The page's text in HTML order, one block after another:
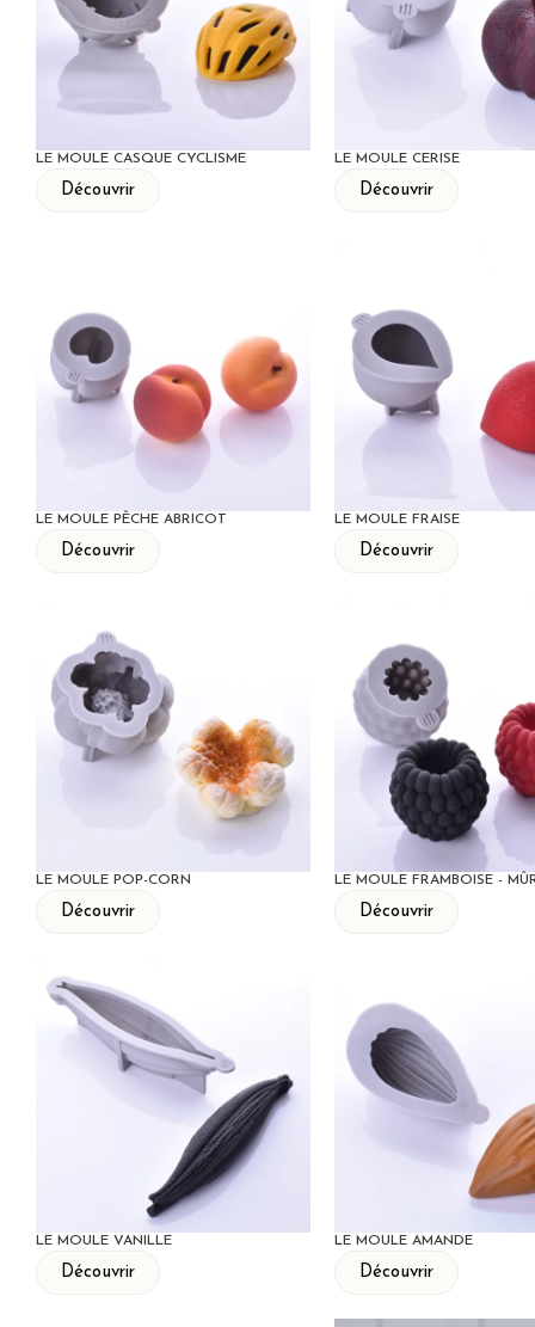
LE MOULE CASQUE CYCLISME
Découvrir
LE MOULE CERISE
Découvrir
LE MOULE PÊCHE ABRICOT
Découvrir
LE MOULE FRAISE
Découvrir
LE MOULE POP-CORN
Découvrir
LE MOULE FRAMBOISE -
Découvrir
LE MOULE VANILLE
Découvrir
LE MOULE AMANDE
Découvrir